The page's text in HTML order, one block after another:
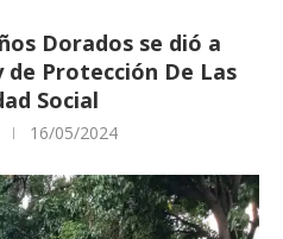
Dorados se dió a
de Protección De Las
Social
16/05/2024